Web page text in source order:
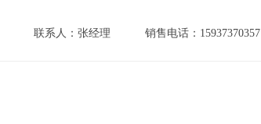
联系人：张经理 销售电话：15937370357